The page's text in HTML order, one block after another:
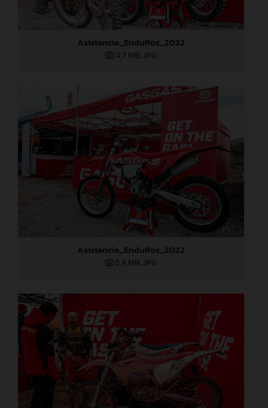
Asistencia_EnduRoc_2022
4,7 MB .JPG
Asistencia_EnduRoc_2022
5,4 MB .JPG